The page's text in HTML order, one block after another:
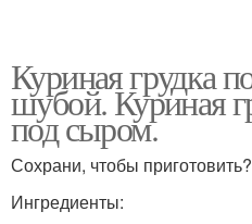
Куриная грудка
шубой. Куриная
под сыром.
Сохрани, чтобы приготовить?
Ингредиенты: